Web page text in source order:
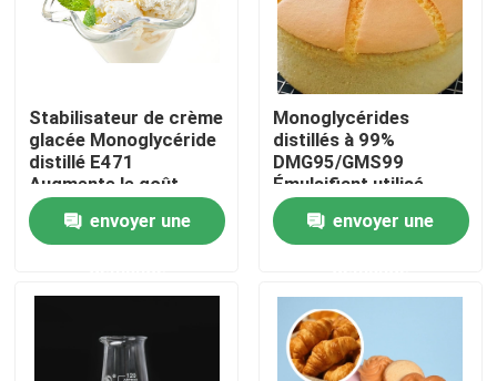
À propos de nous
Contrôle de qualité
Contactez-nous
Nouvelles
Demandez une citation
Stabilisateur de crème
glacée Monoglycéride
distillé E471
Augmente le goût
délicat et lisse
envoyer une
Monoglycérides
distillés à 99%
DMG95/GMS99
Émulsifiant utilisé
dans l'industrie du
pain
envoyer une